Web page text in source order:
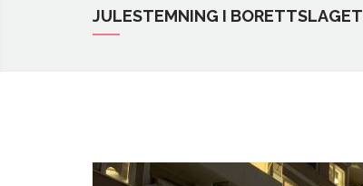
JULESTEMNING I BORETTSLAGET